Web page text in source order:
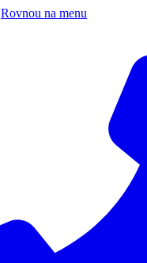
Rovnou na menu